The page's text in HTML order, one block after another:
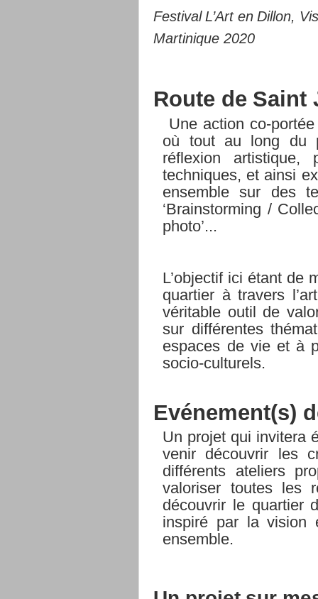
Festival L’Art en Dillon, Vis
Martinique 2020
Route de Saint
Une action co-
où tout au long du
réflexion artistique,
techniques, et ainsi
ensemble sur des
‘Brainstorming /
photo’...
L’objectif ici étant de
quartier à travers
véritable outil de
sur différentes
espaces de vie et à
socio-culturels.
Evénement(s)
Un projet qui invitera
venir découvrir les
différents ateliers
valoriser toutes
les
découvrir le quartier
inspiré par la vision
ensemble.